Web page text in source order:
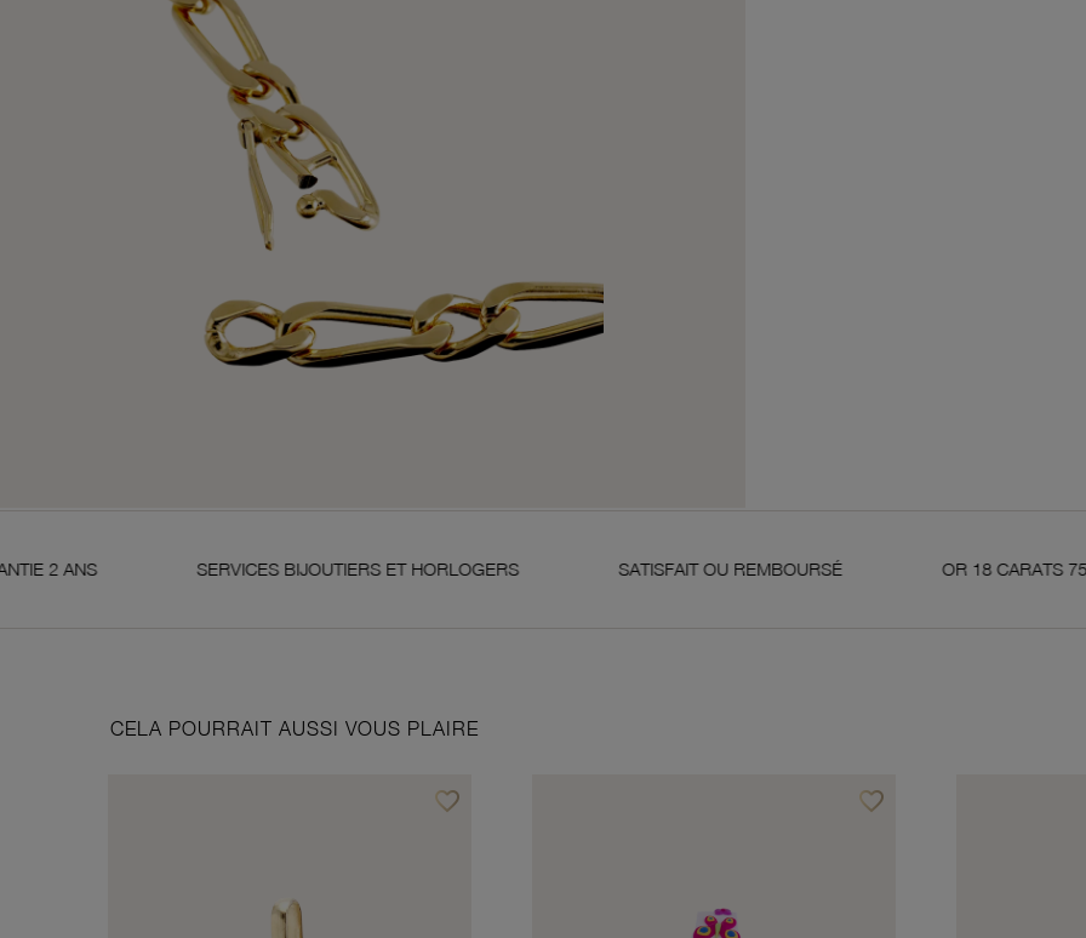
SERVICES BIJOUTIERS ET HORLOGERS SATISFAIT OU REMBOURSÉ OR 18 CARATS 750 MILLIÈMES
CELA POURRAIT AUSSI VOUS PLAIRE
favorite_borderAjouter à vos favoris favorite_borderAjouter à vos favoris